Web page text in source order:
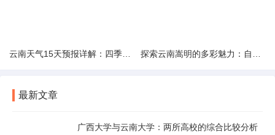
最新文章
广西大学与云南大学：两所高校的综合比较分析